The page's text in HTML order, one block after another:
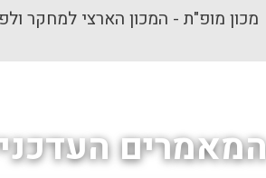
מכון מופ"ת - המכון הארצי למחקר